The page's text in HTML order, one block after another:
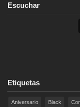
Escuchar
Etiquetas
Aniversario Black